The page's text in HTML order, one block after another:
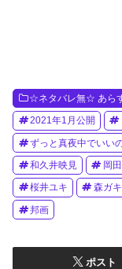
☆ネタバレ無☆ あら
2021年1月公開
ずっと真夜中でいいの
和久井映見 岡
桜井ユキ 森ガ
邦画
ポスト